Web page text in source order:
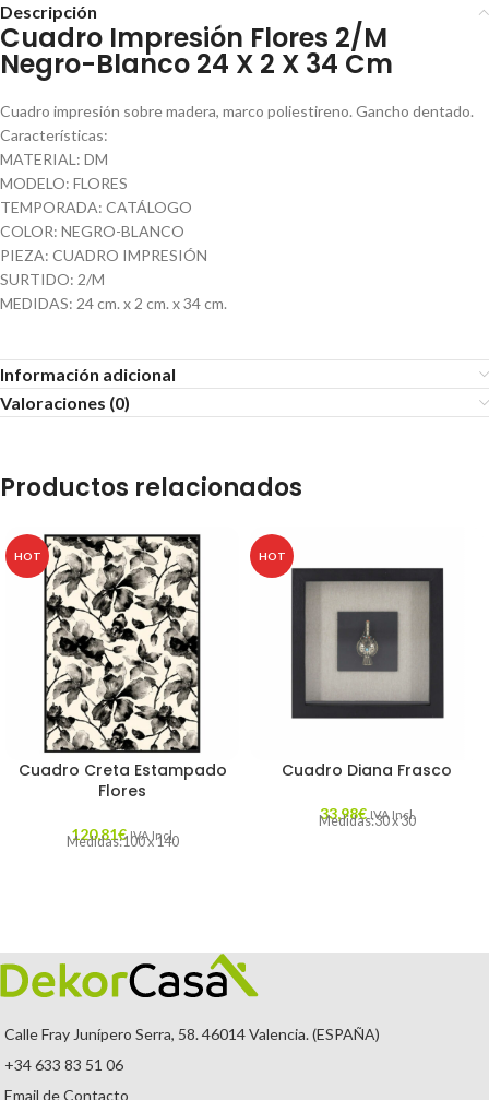
Descripción
Cuadro Impresión Flores 2/M
Negro-Blanco 24 X 2 X 34 Cm
Cuadro impresión sobre madera, marco poliestireno. Gancho dentado.
Características:
MATERIAL: DM
MODELO: FLORES
TEMPORADA: CATÁLOGO
COLOR: NEGRO-BLANCO
PIEZA: CUADRO IMPRESIÓN
SURTIDO: 2/M
MEDIDAS: 24 cm. x 2 cm. x 34 cm.
Información adicional
Valoraciones (0)
Productos relacionados
HOT
Cuadro Creta Estampado
Flores
120,81€ IVA Incl.
Medidas:100 x 140
HOT
Cuadro Diana Frasco
33,98€ IVA Incl.
Medidas:30 x 30
Calle Fray Junípero Serra, 58. 46014 Valencia. (ESPAÑA)
+34 633 83 51 06
Email de Contacto